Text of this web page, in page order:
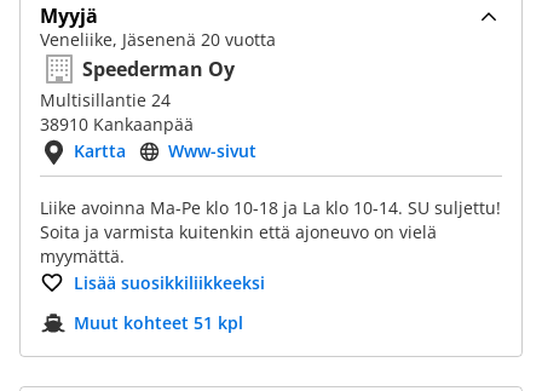
Myyjä
Veneliike, Jäsenenä 20 vuotta
Speederman Oy
Multisillantie 24
38910 Kankaanpää
Kartta
Www-sivut
Liike avoinna Ma-Pe klo 10-18 ja La klo 10-14. SU suljettu!
Soita ja varmista kuitenkin että ajoneuvo on vielä
myymättä.
Lisää suosikkiliikkeeksi
Muut kohteet 51 kpl